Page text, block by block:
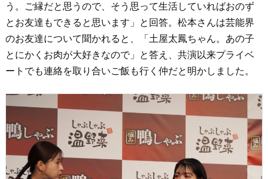
う。ご縁だと思うので、そう思って生活していればおのず
とお友達もできると思います」と回答。松本さんは芸能界
のお友達について聞かれると、「土屋太鳳ちゃん。あの子
とにかくお肉が大好きなので」と答え、共演以来プライベ
ートでも連絡を取り合いご飯も行く仲だと明かしました。